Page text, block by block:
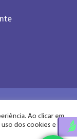
- Desde
Ao clicar em
uso dos cookies e